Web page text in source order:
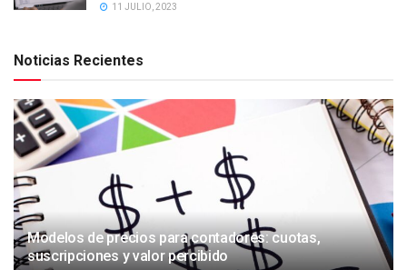
11 JULIO, 2023
Noticias Recientes
Modelos de precios para contadores: cuotas,
suscripciones y valor percibido